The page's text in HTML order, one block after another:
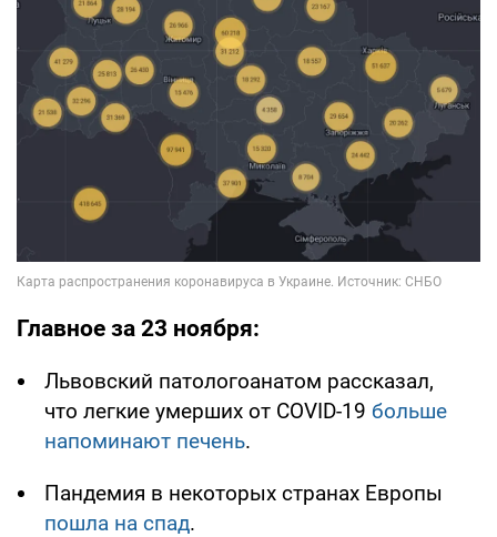
Главное за 23 ноября:
Львовский патологоанатом рассказал,
что легкие умерших от COVID-19 больше
напоминают печень.
Пандемия в некоторых странах Европы
пошла на спад.